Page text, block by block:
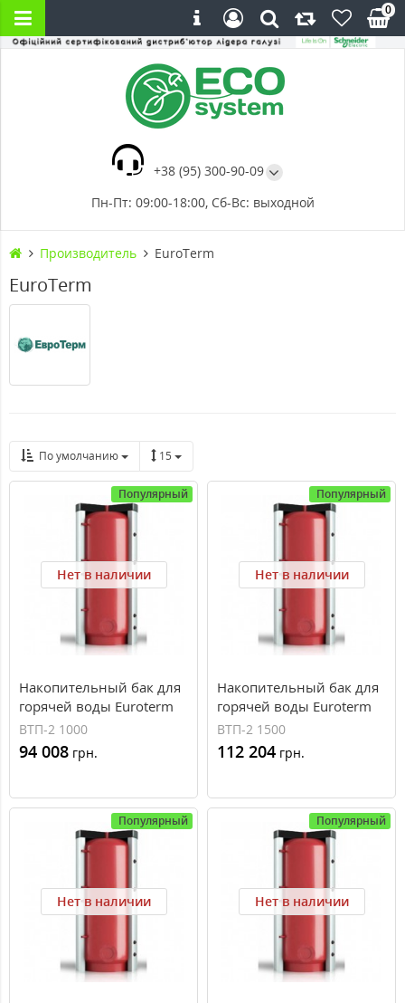
+38 (95) 300-90-09
Пн-Пт: 09:00-18:00, Сб-Вс: выходной
0
Производитель EuroTerm
EuroTerm
По умолчанию 15
Популярный
Нет в наличии
Накопительный бак для
горячей воды Euroterm
ВТП-2 1000 (1000 л, 2
теплообменника)
ВТП-2 1000
94 008 грн.
Популярный
Нет в наличии
Накопительный бак для
горячей воды Euroterm
ВТП-2 1500 (1500 л, 2
теплообменника)
ВТП-2 1500
112 204 грн.
Популярный
Нет в наличии
Популярный
Нет в наличии